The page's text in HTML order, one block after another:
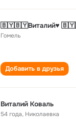
🇧🇾🇧🇾Виталий♥
Гомель
Добавить в друзья
Виталий Коваль
54 года, Николаевка